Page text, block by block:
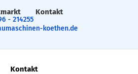
- 214255
koethen.de
Kontakt
Kontakt